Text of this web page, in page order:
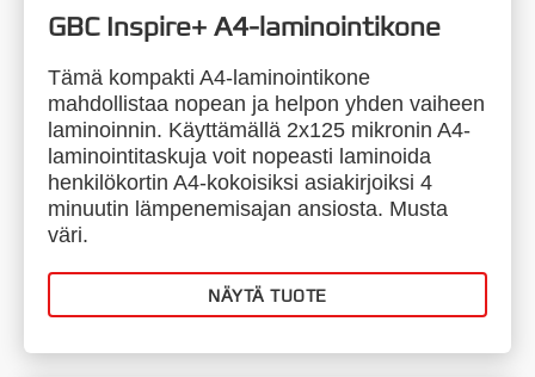
GBC Inspire+ A4-laminointikone
Tämä kompakti A4-laminointikone
mahdollistaa nopean ja helpon yhden vaiheen
laminoinnin. Käyttämällä 2x125 mikronin A4-
laminointitaskuja voit nopeasti laminoida
henkilökortin A4-kokoisiksi asiakirjoiksi 4
minuutin lämpenemisajan ansiosta. Musta
väri.
NÄYTÄ TUOTE